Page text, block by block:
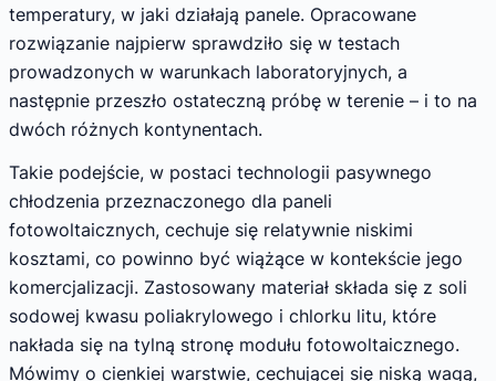
temperatury, w jaki działają panele. Opracowane
rozwiązanie najpierw sprawdziło się w testach
prowadzonych w warunkach laboratoryjnych, a
następnie przeszło ostateczną próbę w terenie – i to na
dwóch różnych kontynentach.
Takie podejście, w postaci technologii pasywnego
chłodzenia przeznaczonego dla paneli
fotowoltaicznych, cechuje się relatywnie niskimi
kosztami, co powinno być wiążące w kontekście jego
komercjalizacji. Zastosowany materiał składa się z soli
sodowej kwasu poliakrylowego i chlorku litu, które
nakłada się na tylną stronę modułu fotowoltaicznego.
Mówimy o cienkiej warstwie, cechującej się niską wagą,